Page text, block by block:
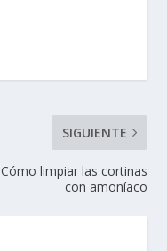
SIGUIENTE
Cómo limpiar las cortinas
con amoníaco